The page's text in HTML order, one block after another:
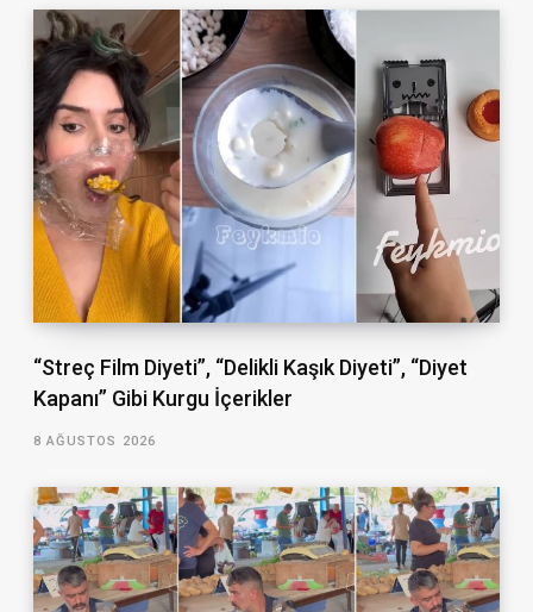
“Streç Film Diyeti”, “Delikli Kaşık Diyeti”, “Diyet
Kapanı” Gibi Kurgu İçerikler
8 AĞUSTOS 2026